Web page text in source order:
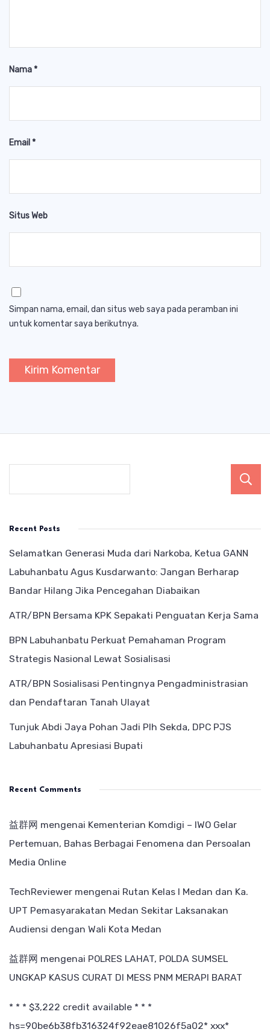
Nama*
Email *
Situs Web
Simpan nama, email, dan situs web saya pada peramban ini
untuk komentar saya berikutnya.
Recent Posts
Selamatkan Generasi Muda dari Narkoba, Ketua GANN
Labuhanbatu Agus Kusdarwanto: Jangan Berharap
Bandar Hilang Jika Pencegahan Diabaikan
ATR/BPN Bersama KPK Sepakati Penguatan Kerja Sama
BPN Labuhanbatu Perkuat Pemahaman Program
Strategis Nasional Lewat Sosialisasi
ATR/BPN Sosialisasi Pentingnya Pengadministrasian
dan Pendaftaran Tanah Ulayat
Tunjuk Abdi Jaya Pohan Jadi Plh Sekda, DPC PJS
Labuhanbatu Apresiasi Bupati
Recent Comments
益群网 mengenai Kementerian Komdigi – IWO Gelar
Pertemuan, Bahas Berbagai Fenomena dan Persoalan
Media Online
TechReviewer mengenai Rutan Kelas I Medan dan Ka.
UPT Pemasyarakatan Medan Sekitar Laksanakan
Audiensi dengan Wali Kota Medan
益群网 mengenai POLRES LAHAT, POLDA SUMSEL
UNGKAP KASUS CURAT DI MESS PNM MERAPI BARAT
* * * $3,222 credit available * * *
hs=90be6b38fb316324f92eae81026f5a02* ххх*